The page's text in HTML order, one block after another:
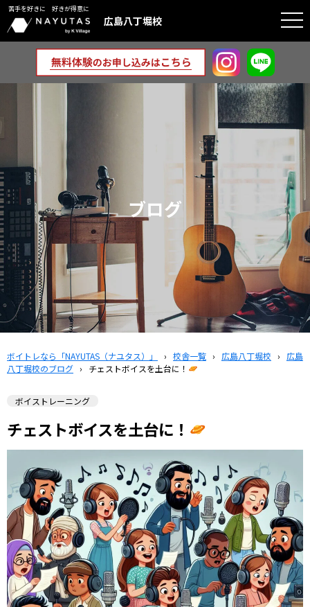
苦手を好きに 好きが得意に
広島八丁堀校
ブログ
ボイトレなら「NAYUTAS（ナユタス）」 › 校舎一覧 › 広島八丁堀校 ›
広島
八丁堀校のブログ › チェストボイスを土台に！
ボイストレーニング
チェストボイスを土台に！